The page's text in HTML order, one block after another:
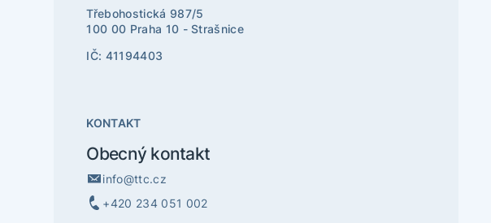
Třebohostická 987/5
100 00 Praha 10 - Strašnice
IČ: 41194403
KONTAKT
Obecný kontakt
info@ttc.cz
+420 234 051 002